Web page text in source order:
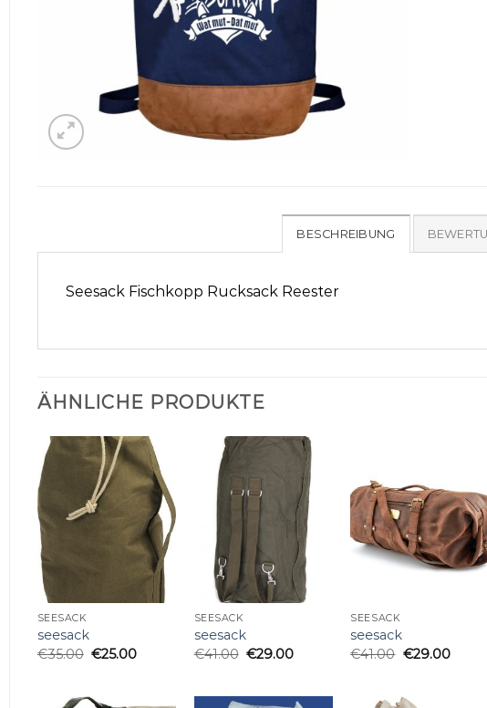
BESCHREIBUNG
Seesack Fischkopp Rucksack Reester
ÄHNLICHE PRODUKTE
SEESACK
seesack
€35.00 €25.00
SEESACK
seesack
€41.00 €29.00
SEESACK
seesack
€41.00 €29.00